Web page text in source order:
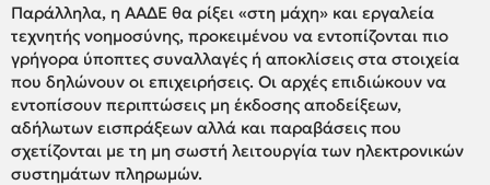
Παράλληλα, η ΑΑΔΕ θα ρίξει «στη μάχη» και εργαλεία
τεχνητής νοημοσύνης, προκειμένου να εντοπίζονται πιο
γρήγορα ύποπτες συναλλαγές ή αποκλίσεις στα στοιχεία
που δηλώνουν οι επιχειρήσεις. Οι αρχές επιδιώκουν να
εντοπίσουν περιπτώσεις μη έκδοσης αποδείξεων,
αδήλωτων εισπράξεων αλλά και παραβάσεις που
σχετίζονται με τη μη σωστή λειτουργία των ηλεκτρονικών
συστημάτων πληρωμών.